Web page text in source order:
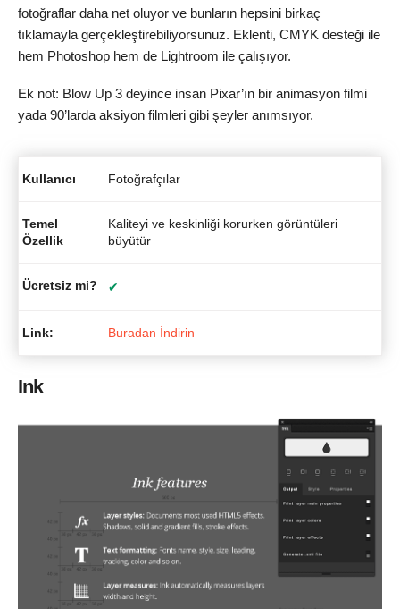
fotoğraflar daha net oluyor ve bunların hepsini birkaç
tıklamayla gerçekleştirebiliyorsunuz. Eklenti, CMYK desteği ile
hem Photoshop hem de Lightroom ile çalışıyor.
Ek not: Blow Up 3 deyince insan Pixar’ın bir animasyon filmi
yada 90’larda aksiyon filmleri gibi şeyler anımsıyor.
Kullanıcı Fotoğrafçılar
Temel
Özellik
Kaliteyi ve keskinliği korurken görüntüleri
büyütür
Ücretsiz mi? ✔
Link: Buradan İndirin
Ink